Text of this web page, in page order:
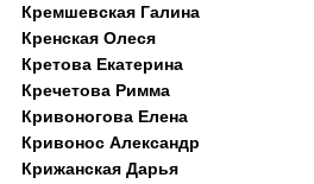
Кремшевская Галина
Кренская Олеся
Кретова Екатерина
Кречетова Римма
Кривоногова Елена
Кривонос Александр
Крижанская Дарья